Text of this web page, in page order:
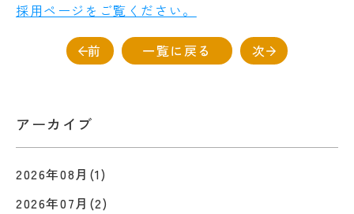
採用ページをご覧ください。
前 一覧に戻る 次
アーカイブ
2026年08月(1)
2026年07月(2)